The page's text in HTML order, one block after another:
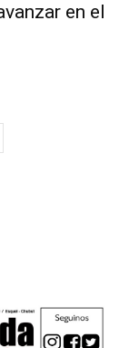
en el